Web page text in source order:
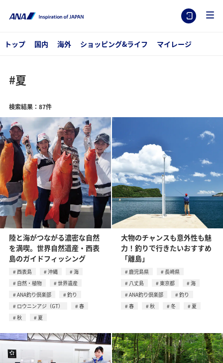
トップ 国内 海外 ショッピング&ライフ マイレージ
#夏
検索結果：87件
陸と海がつながる濃密な自然
を満喫。世界自然遺産・西表
島のガイドフィッシング
西表島 沖縄
海
自然・植物
世界遺産
ANA釣り倶楽部
釣り
ロウニンアジ（GT）
春
秋
夏
大物のチャンスも意外性も魅
力！釣りで行きたいおすすめ
「離島」
鹿児島県
長崎県
八丈島
東京都
海
ANA釣り倶楽部
釣り
春
秋 冬 夏